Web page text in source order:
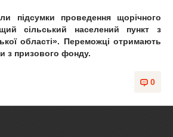
підсумки проведення щорічного
сільський населений пункт з
області». Переможці отримають
з призового фонду.
0